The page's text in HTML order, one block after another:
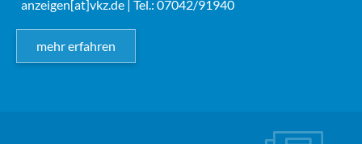
anzeigen[at]vkz.de | Tel.: 07042/91940
mehr erfahren